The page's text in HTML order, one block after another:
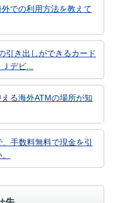
外での利用方法を教えて
引き出しができるカード
デビ...
る海外ATMの場所が知
手数料無料で現金を引